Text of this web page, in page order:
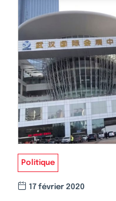
Politique
17 février 2020